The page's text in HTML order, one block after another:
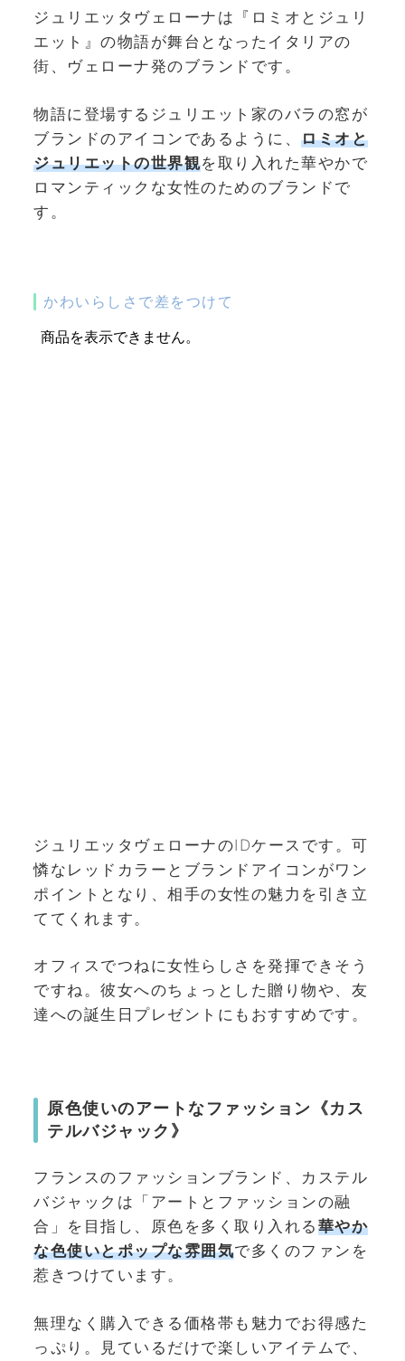
ジュリエッタヴェローナは『 ロミオとジュリ
エット』の物語が舞台となったイタリアの
街、 ヴェローナ発のブランドです。
物語に登場するジュリエット家のバラの窓が
ブランドのアイコンであるように、 ロミオと
ジュリエットの世界観を取り入れた華やかで
ロマンティックな女性のためのブランドで
す。
かわいらしさで差をつけて
ジュリエッタヴェローナのIDケースです。可
憐なレッドカラーとブランドアイコンがワン
ポイントとなり、相手の女性の魅力を引き立
ててくれます。
オフィスでつねに女性らしさを発揮できそう
ですね。彼女へのちょっとした贈り物や、友
達への誕生日プレゼントにもおすすめです。
原色使いのアートなファッション《カス
テルバジャック》
フランスのファッションブランド、カステル
バジャックは「アートとファッションの融
合」を目指し、原色を多く取り入れる 華やか
な色使いとポップな雰囲気で多くのファンを
惹きつけています。
無理なく購入できる価格帯も魅力でお得感た
っぷり。見ているだけで楽しいアイテムで、